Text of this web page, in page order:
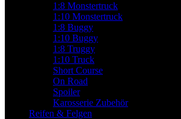
1:8 Monstertruck
1:10 Monstertruck
1:8 Buggy
1:10 Buggy
1:8 Truggy
1:10 Truck
Short Course
On Road
Spoiler
Karosserie Zubehör
Reifen & Felgen